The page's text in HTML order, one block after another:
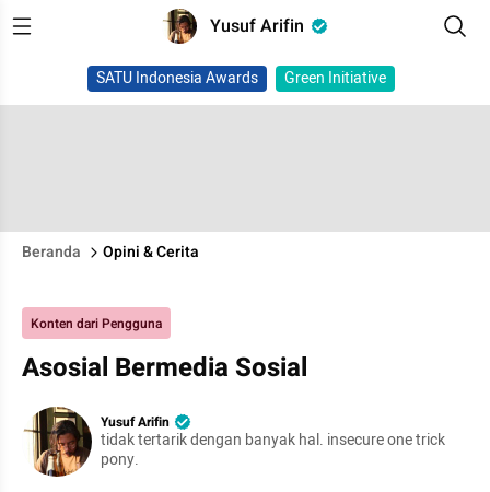
Yusuf Arifin
SATU Indonesia Awards Green Initiative
Beranda Opini & Cerita
Konten dari Pengguna
Asosial Bermedia Sosial
Yusuf Arifin
tidak tertarik dengan banyak hal. insecure one trick
pony.